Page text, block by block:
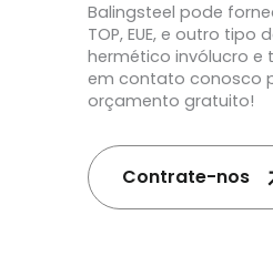
Balingsteel pode
TOP, EUE, e outro tipo
hermético invólucro e
em contato conosco
orçamento gratuito!
Contrate-nos